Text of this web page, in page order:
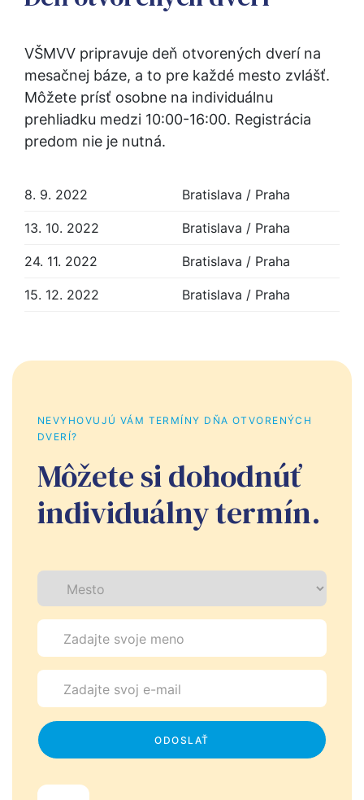
VŠMVV pripravuje deň otvorených dverí na
mesačnej báze, a to pre každé mesto zvlášť.
Môžete prísť osobne na individuálnu
prehliadku medzi 10:00-16:00. Registrácia
predom nie je nutná.
8. 9. 2022 Bratislava / Praha
13. 10. 2022 Bratislava / Praha
24. 11. 2022 Bratislava / Praha
15. 12. 2022 Bratislava / Praha
NEVYHOVUJÚ VÁM TERMÍNY DŇA OTVORENÝCH
DVERÍ?
Môžete si dohodnúť
individuálny termín.